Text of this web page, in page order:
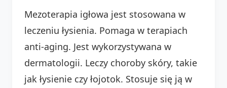
Mezoterapia igłowa jest stosowana w
leczeniu łysienia. Pomaga w terapiach
anti-aging. Jest wykorzystywana w
dermatologii. Leczy choroby skóry, takie
jak łysienie czy łojotok. Stosuje się ją w